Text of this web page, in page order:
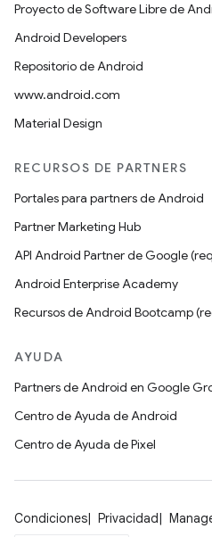
Proyecto de Software Libre de
Android Developers
Repositorio de Android
www.android.com
Material Design
RECURSOS DE PARTNERS
Portales para partners de Android
Partner Marketing Hub
API Android Partner de Google
Android Enterprise Academy
Recursos de Android Bootcamp
AYUDA
Partners de Android en Google
Centro de Ayuda de Android
Centro de Ayuda de Pixel
Condiciones Privacidad